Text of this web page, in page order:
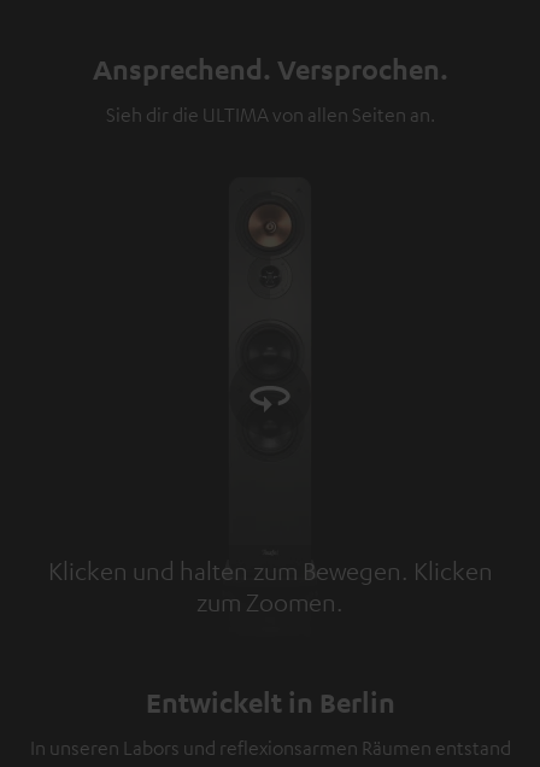
Ansprechend. Versprochen.
Sieh dir die ULTIMA von allen Seiten an.
Klicken und halten zum Bewegen. Klicken
zum Zoomen.
Tap to zoom
Entwickelt in Berlin
In unseren Labors und reflexionsarmen Räumen entstand